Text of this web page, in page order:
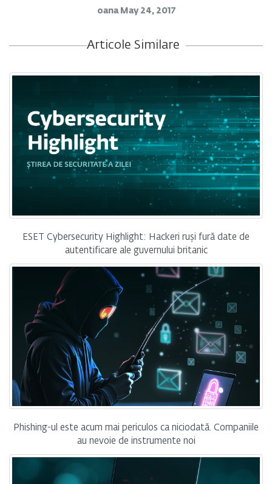
oana May 24, 2017
Articole Similare
ESET Cybersecurity Highlight: Hackeri ruși fură date de
autentificare ale guvernului britanic
Phishing-ul este acum mai periculos ca niciodată. Companiile
au nevoie de instrumente noi